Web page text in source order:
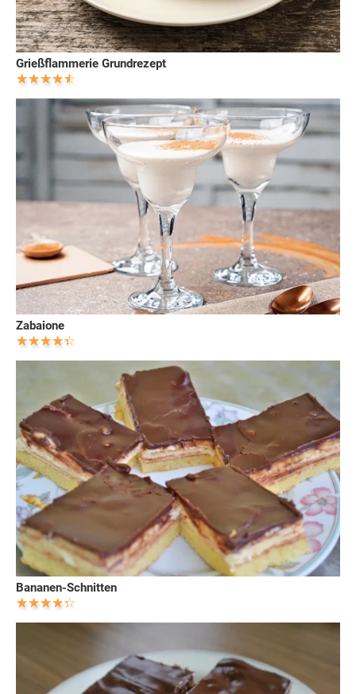
Grießflammerie Grundrezept
Zabaione
Bananen-Schnitten